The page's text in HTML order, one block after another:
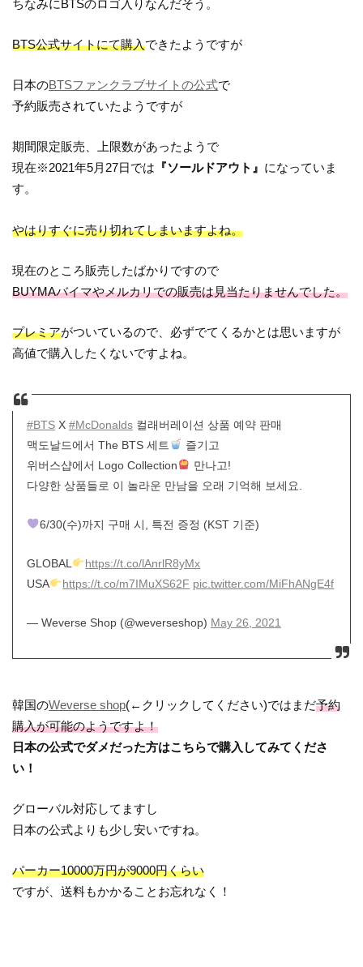
ちなみにBTSのロゴ入りなんだそう。
BTS公式サイトにて購入できたようですが
日本のBTSファンクラブサイトの公式で
予約販売されていたようですが
期間限定販売、上限数があったようで
現在※2021年5月27日では 『ソールドアウト』 になっていま
す。
やはりすぐに売り切れてしまいますよね。
現在のところ販売したばかりですので
BUYMAバイマやメルカリでの販売は見当たりませんでした。
プレミアがついているので、必ずでてくるかとは思いますが
高値で購入したくないですよね。
#BTSX #McDonalds컬래버레이션 상품 예약 판매
맥도날드에서 The BTS 세트
즐기고
위버스샵에서 Logo Collection
만나고!
다양한 상품들로 이 놀라운 만남을 오래 기억해 보세요.
6/30(수)까지 구매 시, 특전 증정 (KST 기준)
GLOBAL
https://t.co/lAnrlR8yMx
USA
https://t.co/m7IMuXS62F pic.twitter.com/MiFhANgE4f
— Weverse Shop (@weverseshop) May 26, 2021
韓国のWeverse shop(←クリックしてください)ではまだ予約
購入が可能のようですよ！
日本の公式でダメだった方はこちらで購入してみてくださ
い！
グローバル対応してますし
日本の公式よりも少し安いですね。
パーカー10000万円が9000円くらい
ですが、送料もかかることお忘れなく！